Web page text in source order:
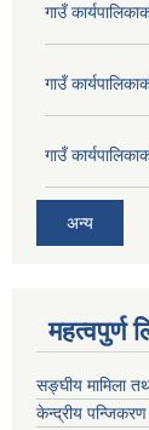
गाउँ
गाउँ
गाउँ
अन्य
महत्वपुर्ण
सङ्घीय मामिला
केन्द्रीय पन्जिकरण